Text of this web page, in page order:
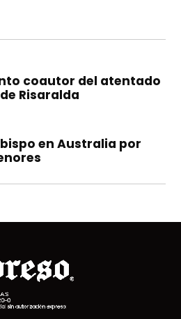
coautor del atentado
Risaralda
en Australia por